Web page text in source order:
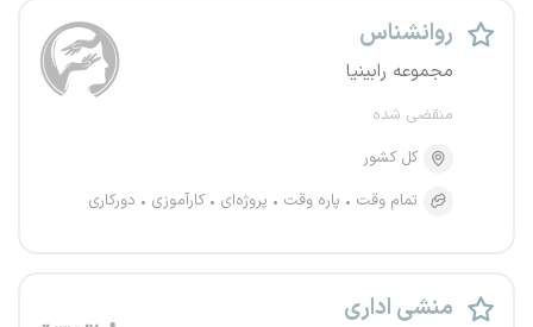
روانشناس
مجموعه رابینیا
منقضی شده
کل کشور
تمام وقت
پاره وقت پروژه‌ای کارآموزی دورکاری
منشی اداری